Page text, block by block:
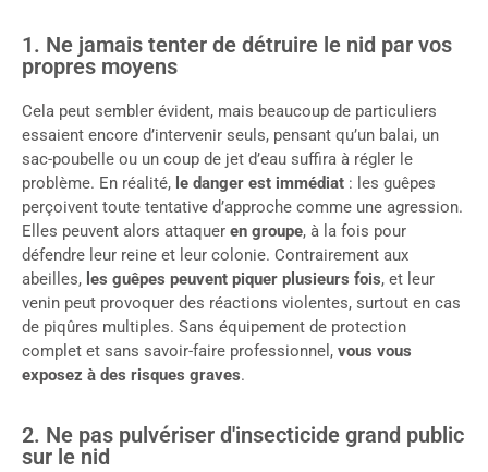
1. Ne jamais tenter de détruire le nid par vos
propres moyens
Cela peut sembler évident, mais beaucoup de particuliers
essaient encore d’intervenir seuls, pensant qu’un balai, un
sac-poubelle ou un coup de jet d’eau suffira à régler le
problème. En réalité, le danger est immédiat : les guêpes
perçoivent toute tentative d’approche comme une agression.
Elles peuvent alors attaquer en groupe, à la fois pour
défendre leur reine et leur colonie. Contrairement aux
abeilles, les guêpes peuvent piquer plusieurs fois, et leur
venin peut provoquer des réactions violentes, surtout en cas
de piqûres multiples. Sans équipement de protection
complet et sans savoir-faire professionnel, vous vous
exposez à des risques graves.
2. Ne pas pulvériser d'insecticide grand public
sur le nid